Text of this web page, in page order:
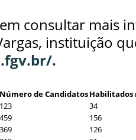
consultar mais
instituição
.
Número de CandidatosHabilitados
123
34
459
156
369
126